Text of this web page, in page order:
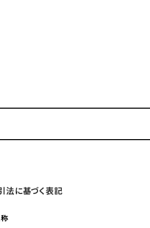
法に基づく表記